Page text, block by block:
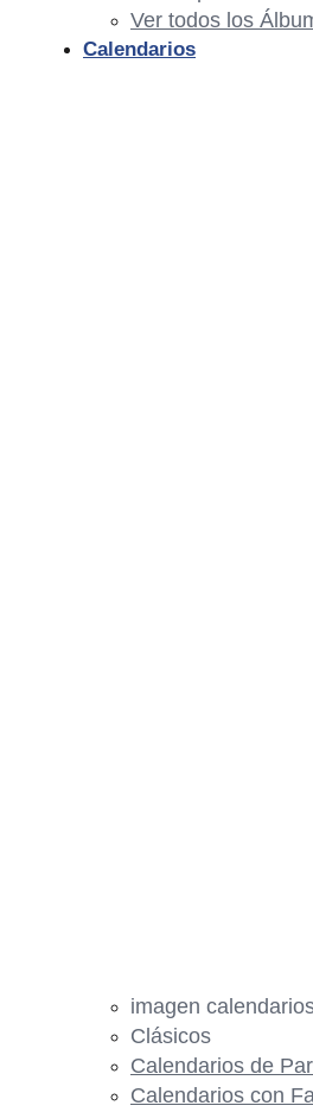
Ver todos los
Calendarios
imagen
Clásicos
Calendarios de
Calendarios con